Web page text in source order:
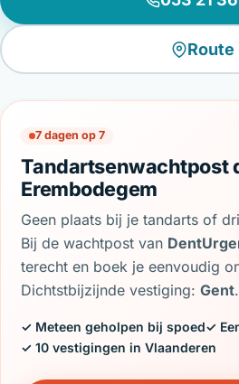
Route
7 dagen op 7
Tandartsenwachtpost
Erembodegem
Geen plaats bij je tandarts of
Bij de wachtpost van
terecht en boek je eenvoudig
Dichtstbijzijnde vestiging:Gent.
✓ Meteen geholpen bij spoed✓
✓ 10 vestigingen in Vlaanderen